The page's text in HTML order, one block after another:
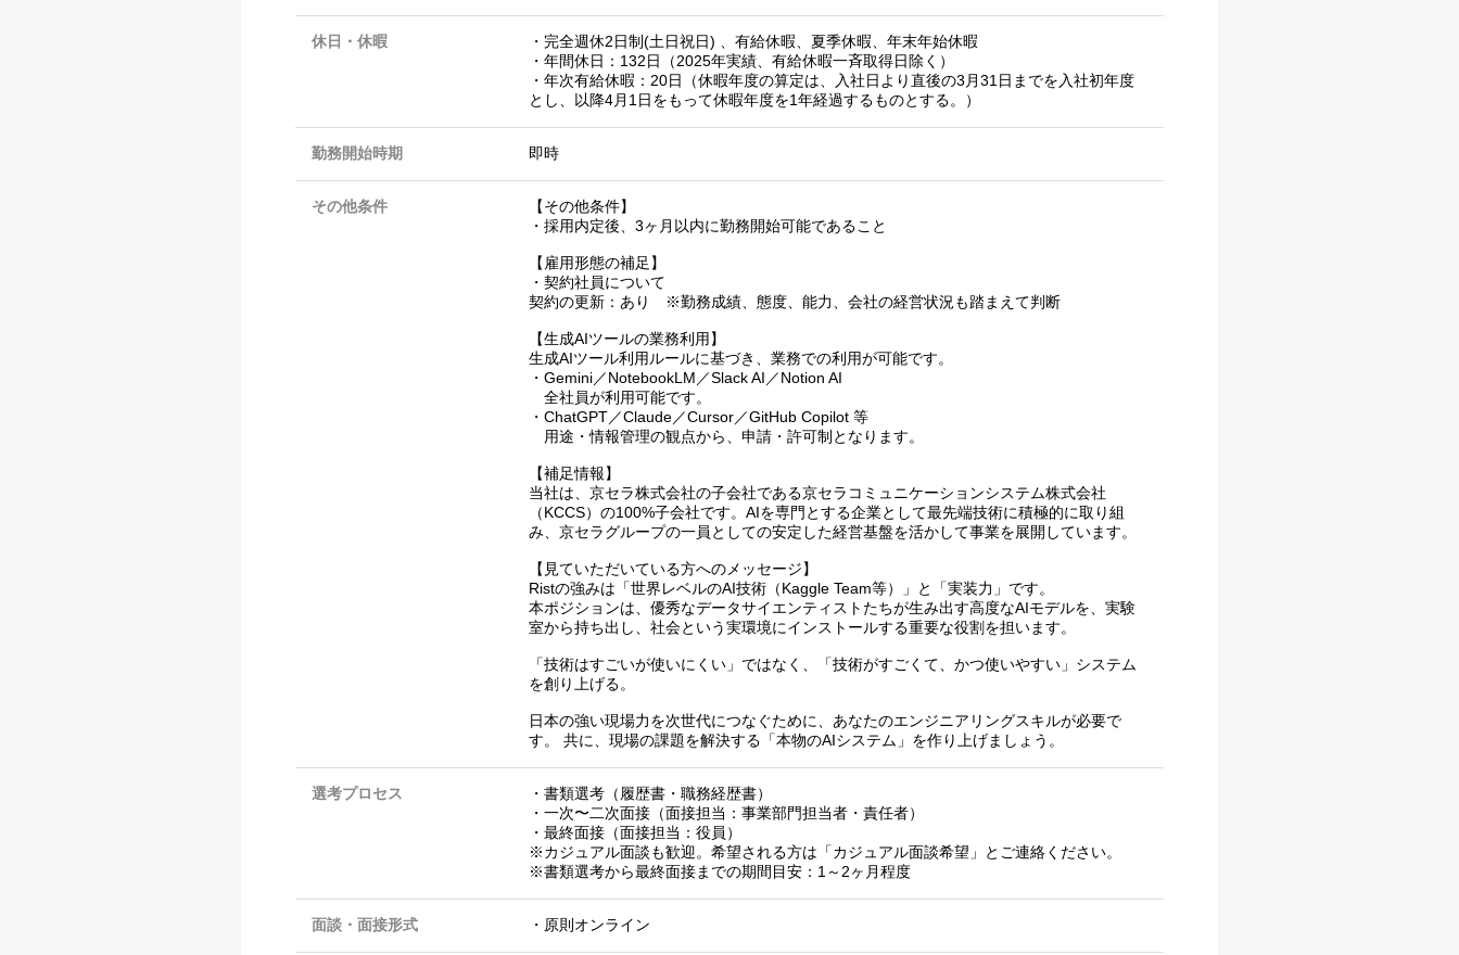
休日・休暇
・完全週休2日制(土日祝日) 、有給休暇、夏季休暇、年末年始休暇
・年間休日：132日（2025年実績、有給休暇一斉取得日除く）
・年次有給休暇：20日（休暇年度の算定は、入社日より直後の3月31日までを入社初年度
とし、以降4月1日をもって休暇年度を1年経過するものとする。）
勤務開始時期 即時
その他条件
【その他条件】
・採用内定後、3ヶ月以内に勤務開始可能であること
【雇用形態の補足】
・契約社員について
契約の更新：あり ※勤務成績、態度、能力、会社の経営状況も踏まえて判断
【生成AIツールの業務利用】
生成AIツール利用ルールに基づき、業務での利用が可能です。
・Gemini／NotebookLM／Slack AI／Notion AI
全社員が利用可能です。
・ChatGPT／Claude／Cursor／GitHub Copilot 等
用途・情報管理の観点から、申請・許可制となります。
【補足情報】
当社は、京セラ株式会社の子会社である京セラコミュニケーションシステム株式会社
（KCCS）の100%子会社です。AIを専門とする企業として最先端技術に積極的に取り組
み、京セラグループの一員としての安定した経営基盤を活かして事業を展開しています。
【見ていただいている方へのメッセージ】
Ristの強みは「世界レベルのAI技術（Kaggle Team等）」と「実装力」です。
本ポジションは、優秀なデータサイエンティストたちが生み出す高度なAIモデルを、実験
室から持ち出し、社会という実環境にインストールする重要な役割を担います。
「技術はすごいが使いにくい」ではなく、「技術がすごくて、かつ使いやすい」システム
を創り上げる。
日本の強い現場力を次世代につなぐために、あなたのエンジニアリングスキルが必要で
す。 共に、現場の課題を解決する「本物のAIシステム」を作り上げましょう。
選考プロセス
・書類選考（履歴書・職務経歴書）
・一次〜二次面接（面接担当：事業部門担当者・責任者）
・最終面接（面接担当：役員）
※カジュアル面談も歓迎。希望される方は「カジュアル面談希望」とご連絡ください。
※書類選考から最終面接までの期間目安：1～2ヶ月程度
面談・面接形式 ・原則オンライン